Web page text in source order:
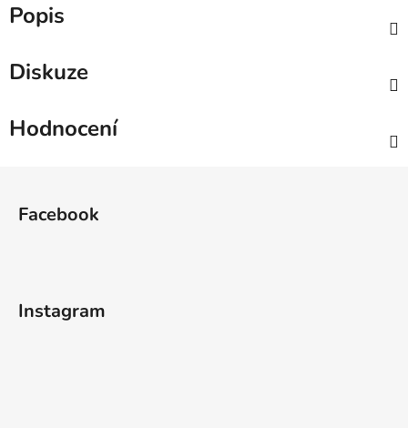
Popis
Diskuze
Hodnocení
Facebook
Instagram